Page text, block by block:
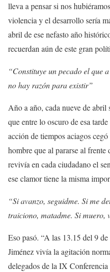
lleva a pensar si nos
violencia y el desarrollo sería
abril de ese nefasto año
recuerdan aún de este gran
“Constituye un pecado el que
no hay razón para existir”
Año a año, cada nueve de abril
que entre lo oscuro de esa
acción de tiempos aciagos
hombre que al pararse al
revivía en cada ciudadano el
ese clamor tiene la misma
“Si avanzo, seguidme. Si me
traiciono, matadme. Si muero,
Eso pasó. “A las 13.15 del 9
Jiménez vivía la agitación
delegados de la IX